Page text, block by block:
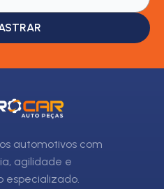
automotivos com
agilidade e
especializado.